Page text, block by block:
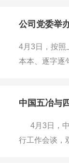
公司党委举
4月3日，按照
本本、逐字逐
中国五冶与
4月3日，中
行工作会谈，